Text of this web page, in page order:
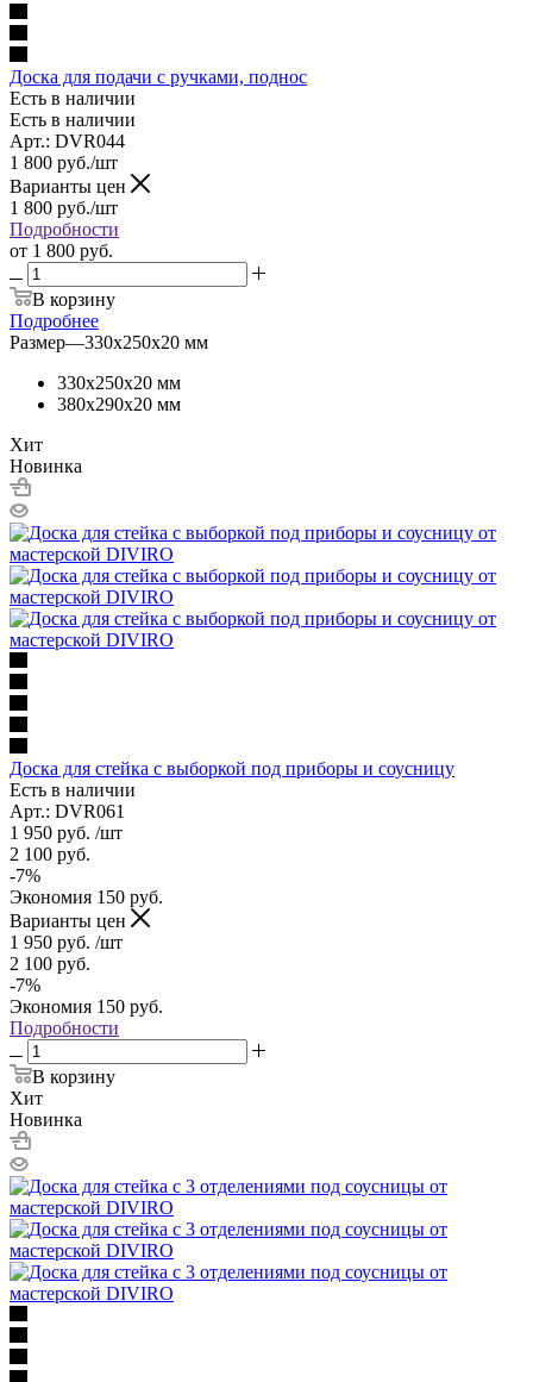
Доска для подачи с ручками, поднос
Есть в наличии
Есть в наличии
Арт.: DVR044
1 800 руб./шт
Варианты цен
1 800 руб./шт
Подробности
от 1 800 руб.
В корзину
Подробнее
Размер—330х250х20 мм
330х250х20 мм
380x290x20 мм
Хит
Новинка
Доска для стейка с выборкой под приборы и соусницу
Есть в наличии
Арт.: DVR061
1 950 руб. /шт
2 100 руб.
-7%
Экономия 150 руб.
Варианты цен
1 950 руб. /шт
2 100 руб.
-7%
Экономия 150 руб.
Подробности
В корзину
Хит
Новинка